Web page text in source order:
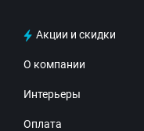
Акции и скидки
О компании
Интерьеры
Оплата